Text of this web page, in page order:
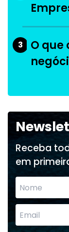
3
O que
Receba
em